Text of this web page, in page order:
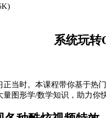
系统玩转
当时。本课程带你基于热
图形学/数学知识，助力你